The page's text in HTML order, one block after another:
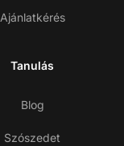
Ajánlatkérés
Tanulás
Blog
Szószedet